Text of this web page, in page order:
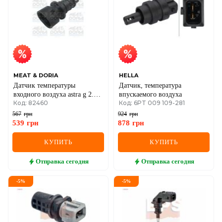
PARTNER, EXPERT
MEAT & DORIA
Датчик температуры
входного воздуха astra g 2.2
16v 01-04, chevrolet, isuzu
Код: 82460
567 грн
539 грн
КУПИТЬ
Отправка сегодня
HELLA
Датчик, температура
впускаемого воздуха
Код: 6PT 009 109-281
924 грн
878 грн
КУПИТЬ
Отправка сегодня
-5% -5%